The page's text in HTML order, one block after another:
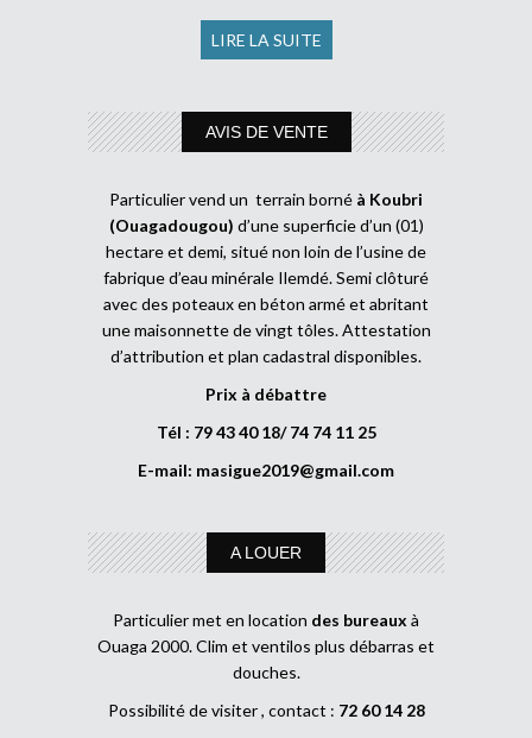
LIRE LA SUITE
AVIS DE VENTE
Particulier vend un terrain borné à Koubri
(Ouagadougou) d’une superficie d’un (01)
hectare et demi, situé non loin de l’usine de
fabrique d’eau minérale Ilemdé. Semi clôturé
avec des poteaux en béton armé et abritant
une maisonnette de vingt tôles. Attestation
d’attribution et plan cadastral disponibles.
Prix à débattre
Tél : 79 43 40 18/ 74 74 11 25
E-mail: masigue2019@gmail.com
A LOUER
Particulier met en location des bureaux à
Ouaga 2000. Clim et ventilos plus débarras et
douches.
Possibilité de visiter , contact : 72 60 14 28